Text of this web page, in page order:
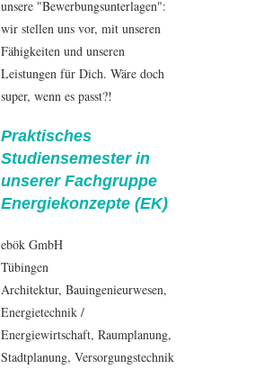
unsere "Bewerbungsunterlagen":
wir stellen uns vor, mit unseren
Fähigkeiten und unseren
Leistungen für Dich. Wäre doch
super, wenn es passt?!
Praktisches
Studiensemester in
unserer Fachgruppe
Energiekonzepte (EK)
ebök GmbH
Tübingen
Architektur, Bauingenieurwesen,
Energietechnik /
Energiewirtschaft, Raumplanung,
Stadtplanung, Versorgungstechnik